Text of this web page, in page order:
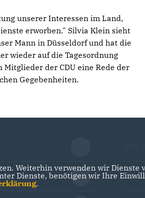
unserer Interessen im Land,
erworben." Silvia Klein sieht
Mann in Düsseldorf und hat die
wieder auf die Tagesordnung
der CDU eine Rede der
Gegebenheiten.
Weiterhin verwenden wir
Dienste, benötigen wir Ihre
.